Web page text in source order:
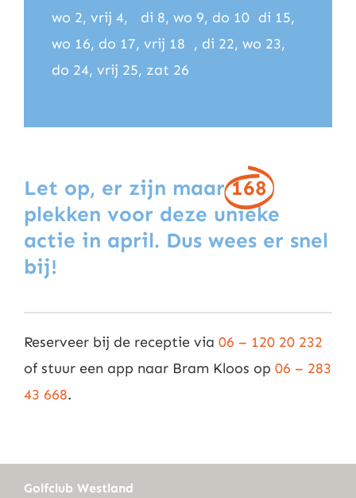
wo 2, vrij 4, di 8, wo 9, do 10 di 15,
wo 16, do 17, vrij 18 , di 22, wo 23,
do 24, vrij 25, zat 26
Let op, er zijn maar 168
plekken voor deze unieke
actie in april. Dus wees er snel
bij!
Reserveer bij de receptie via 06 – 120 20 232
of stuur een app naar Bram Kloos op 06 – 283
43 668.
Golfclub Westland